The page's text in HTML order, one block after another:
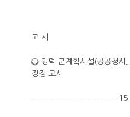
고 시
❍ 영덕 군계획시설(공공청사
정정 고시
………………………………15